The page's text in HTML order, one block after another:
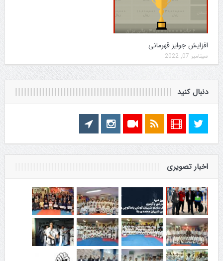
افزایش جوایز قهرمانی
سپتامبر 07, 2022
دنبال کنید
اخبار تصویری